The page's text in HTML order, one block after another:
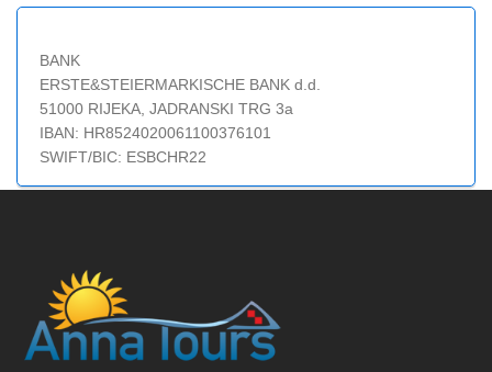
BANK
ERSTE&STEIERMARKISCHE BANK d.d.
51000 RIJEKA, JADRANSKI TRG 3a
IBAN: HR8524020061100376101
SWIFT/BIC: ESBCHR22